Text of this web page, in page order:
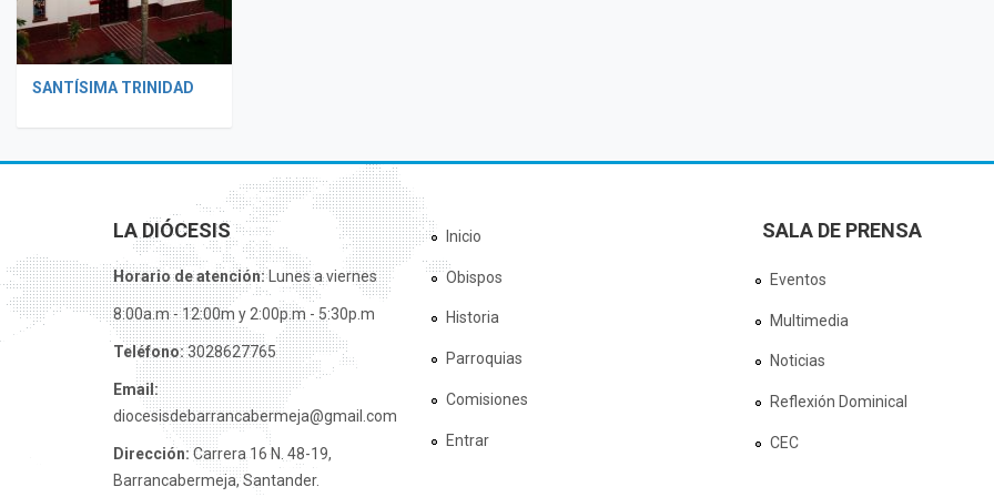
SANTÍSIMA TRINIDAD
LA DIÓCESIS
Horario de atención:Lunes a viernes
8:00a.m - 12:00m y 2:00p.m - 5:30p.m
Teléfono:3028627765
Email:
diocesisdebarrancabermeja@gmail.com
Dirección:Carrera 16 N. 48-19,
Barrancabermeja, Santander.
Inicio
Obispos
Historia
Parroquias
Comisiones
Entrar
SALA DE PRENSA
Eventos
Multimedia
Noticias
Reflexión Dominical
CEC